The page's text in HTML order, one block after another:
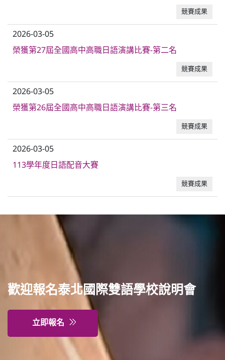
競賽成果
2026-03-05
榮獲第27屆全國高中高職日語演講比賽-第二名
競賽成果
2026-03-05
榮獲第26屆全國高中高職日語演講比賽-第三名
競賽成果
2026-03-05
113學年度日語配音大賽
競賽成果
歡迎報名泰北國際雙語學校說明會
立即報名